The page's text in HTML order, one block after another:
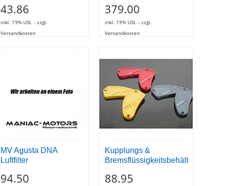
43.86
inkl. 19% USt. - zzgl.
Versandkosten
379.00
inkl. 19% USt. - zzgl.
Versandkosten
MV Agusta DNA
Luftfilter
94.50
Kupplungs &
Bremsflüssigkeitsbehält
88.95